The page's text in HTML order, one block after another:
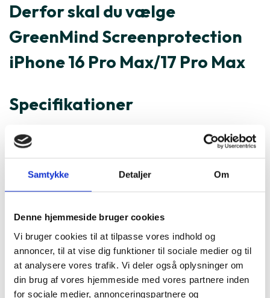
Samtykke Detaljer Om
Denne hjemmeside bruger cookies
Vi bruger cookies til at tilpasse vores indhold og
annoncer, til at vise dig funktioner til sociale medier og til
at analysere vores trafik. Vi deler også oplysninger om
din brug af vores hjemmeside med vores partnere inden
for sociale medier, annonceringspartnere og
Derfor skal du vælge
GreenMind Screenprotection
iPhone 16 Pro Max/17 Pro Max
Specifikationer
Varenummer
GreenMind Screenprotection
iPhone 16 Pro Max/17 Pro Max
er ofte købt sammen med